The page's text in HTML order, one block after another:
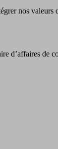
nos valeurs
d’affaires de